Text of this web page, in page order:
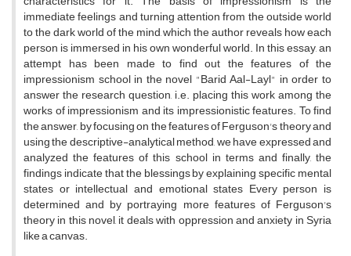
immediate feelings and turning attention from the outside world
to the dark world of the mind, which the author reveals how each
person is immersed in his own wonderful world. In this essay, an
attempt has been made to find out the features of the
impressionism school in the novel "Barid Aal-Layl" in order to
answer the research question, i.e. placing this work among the
works of impressionism and its impressionistic features. To find
the answer, by focusing on the features of Ferguson's theory and
using the descriptive-analytical method, we have expressed and
analyzed the features of this school in terms and finally, the
findings indicate that the blessings by explaining specific mental
states or intellectual and emotional states Every person is
determined and by portraying more features of Ferguson's
theory in this novel, it deals with oppression and anxiety in Syria
like a canvas.